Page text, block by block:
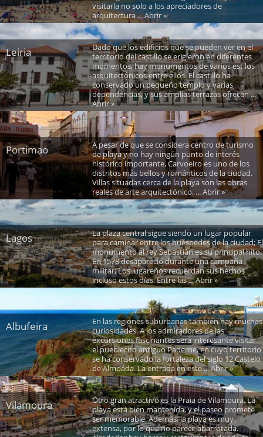
visitarla no solo a los apreciadores de
arquitectura ... Abrir »
Leiria
Dado que los edificios que se pueden ver en el
territorio del castillo se erigieron en diferentes
momentos, hay monumentos de varios estilos
arquitectónicos entre ellos. El castillo ha
conservado un pequeño templo y varias
dependencias, y sus amplias terrazas ofrecen ...
Abrir »
Portimao
A pesar de que se considera centro de turismo
de playa y no hay ningún punto de interés
histórico importante, Carvoeiro es uno de los
distritos más bellos y románticos de la ciudad.
Villas situadas cerca de la playa son las obras
reales de arte arquitectónico. ... Abrir »
Lagos
La plaza central sigue siendo un lugar popular
para caminar entre los huéspedes de la ciudad; El
monumento al rey Sebastián es su principal hito.
En 1578 desapareció durante una campaña
militar; Los lugareños recuerdan sus hechos
incluso estos días. Entre las ... Abrir »
Albufeira
En las regiones suburbanas también hay muchas
curiosidades. A los admiradores de las
excursiones fascinantes será interesante visitar
el pueblecito antiguo Paderne, en cuyo territorio
se ha conservado la fortaleza del siglo 12 Castelo
de Almoáda. La entrada en este ... Abrir »
Vilamoura
Otro gran atractivo es la Praia de Vilamoura. La
playa está bien mantenida, y el paseo promete
ser memorable. Además, la playa es muy
extensa, por lo que no parece abarrotada.